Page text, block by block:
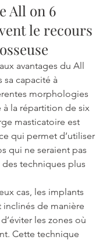
All on 6
le recours
avantages du All
sa capacité à
morphologies
à la répartition de six
masticatoire est
qui permet d’utiliser
qui ne seraient pas
techniques plus
cas, les implants
inclinés de manière
les zones où
Cette technique